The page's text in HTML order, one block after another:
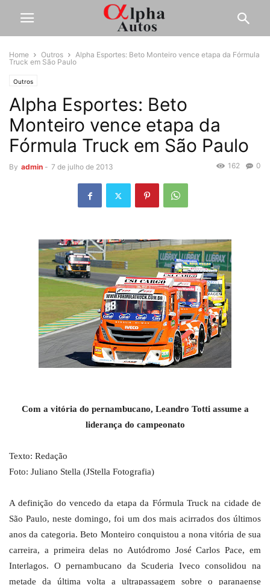
Home Outros
Alpha Esportes: Beto Monteiro vence etapa da Fórmula
Truck em São Paulo
Outros
Alpha Esportes: Beto
Monteiro vence etapa da
Fórmula Truck em São Paulo
By admin - 7 de julho de 2013 0
162
Com a vitória do pernambucano, Leandro Totti assume a
liderança do campeonato
Texto: Redação
Foto: Juliano Stella (JStella Fotografia)
A definição do vencedo da etapa da Fórmula Truck na cidade de
São Paulo, neste domingo, foi um dos mais acirrados dos últimos
anos da categoria. Beto Monteiro conquistou a nona vitória de sua
carreira, a primeira delas no Autódromo José Carlos Pace, em
Interlagos. O pernambucano da Scuderia Iveco consolidou na
metade da última volta a ultrapassagem sobre o paranaense